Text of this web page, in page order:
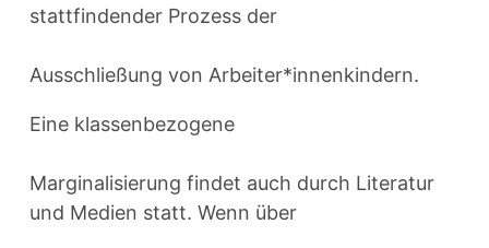
stattfindender Prozess der
Ausschließung von Arbeiter*innenkindern.
Eine klassenbezogene
Marginalisierung findet auch durch Literatur
und Medien statt. Wenn über